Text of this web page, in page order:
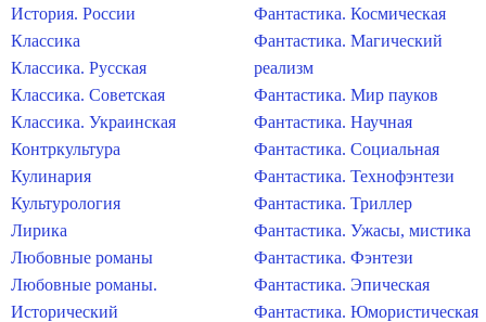
История. России
Классика
Классика. Русская
Классика. Советская
Классика. Украинская
Контркультура
Кулинария
Культурология
Лирика
Любовные романы
Любовные романы.
Исторический
Фантастика. Космическая
Фантастика. Магический
реализм
Фантастика. Мир пауков
Фантастика. Научная
Фантастика. Социальная
Фантастика. Технофэнтези
Фантастика. Триллер
Фантастика. Ужасы, мистика
Фантастика. Фэнтези
Фантастика. Эпическая
Фантастика. Юмористическая